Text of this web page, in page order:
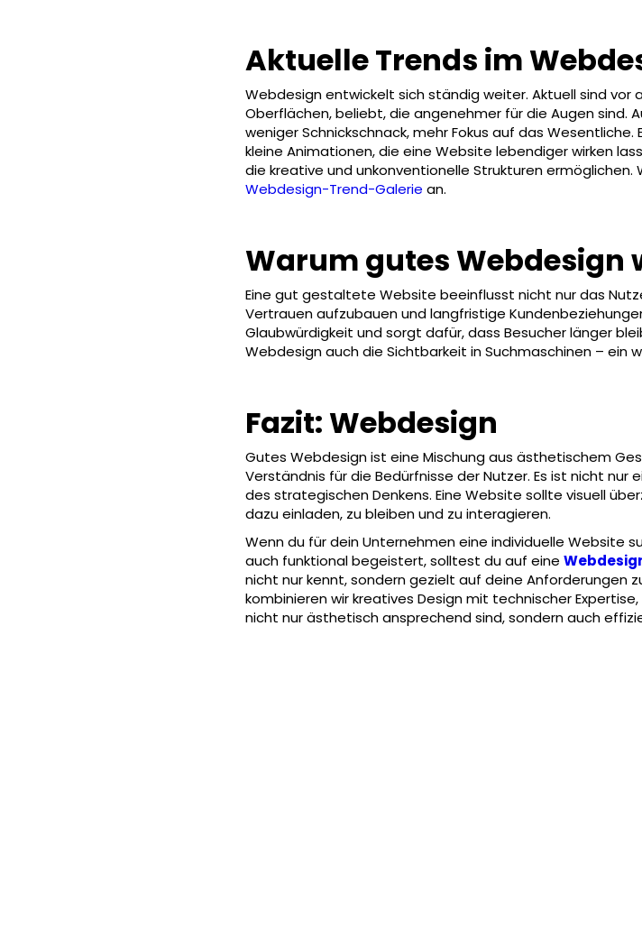
Aktuelle Trends im
Webdesign entwickelt sich ständig weiter. Aktuell sind vor
Oberflächen, beliebt, die angenehmer für die Augen sind.
weniger Schnickschnack, mehr Fokus auf das Wesentliche.
kleine Animationen, die eine Website lebendiger wirken
die kreative und unkonventionelle Strukturen ermöglichen.
Webdesign-Trend-Galerie an.
Warum gutes Webdesign
Eine gut gestaltete Website beeinflusst nicht nur das
Vertrauen aufzubauen und langfristige
Glaubwürdigkeit und sorgt dafür, dass Besucher länger
Webdesign auch die Sichtbarkeit in Suchmaschinen – ein
Fazit: Webdesign
Gutes Webdesign ist eine Mischung aus ästhetischem
Verständnis für die Bedürfnisse der Nutzer. Es ist nicht
des strategischen Denkens. Eine Website sollte visuell
dazu einladen, zu bleiben und zu interagieren.
Wenn du für dein Unternehmen eine individuelle Website
auch funktional begeistert, solltest du auf eine
nicht nur kennt, sondern gezielt auf deine Anforderungen
kombinieren wir kreatives Design mit technischer
nicht nur ästhetisch ansprechend sind, sondern auch